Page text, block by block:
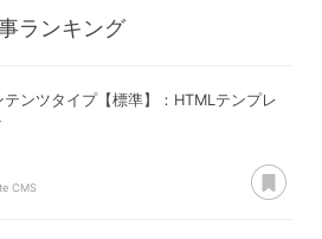
ランキング
テンツタイプ【標準】：HTMLテンプレ
CMS